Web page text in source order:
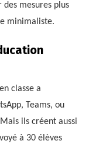
mesures plus
minimaliste.
classe a
Teams, ou
ils créent aussi
à 30 élèves